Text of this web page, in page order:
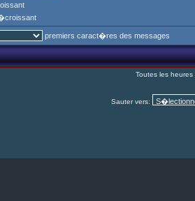
premiers caract�res des messages
Toutes les
Sauter vers: